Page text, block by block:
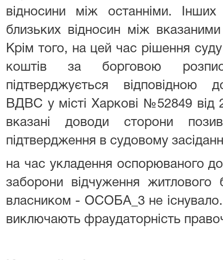
відносини між останніми.
близьких відносин між
Крім того, на цей час рішення
коштів за борговою
підтверджується відповідною
ВДВС у місті Харкові №52849 від
вказані доводи сторони
підтвердження в судовому
на час укладення оспорюваного
заборони відчуження
власником - ОСОБА_3 не
виключають фраудаторність